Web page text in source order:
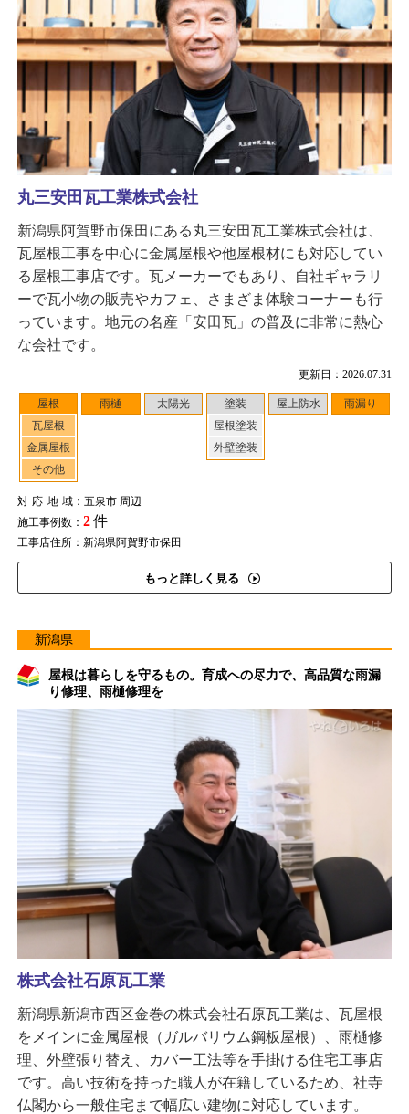
更新日：2026.07.31
屋根
瓦屋根
金属屋根
その他
雨樋 太陽光
塗装
屋根塗装
外壁塗装
屋上防水 雨漏り
対応地域：五泉市 周辺
施工事例数： 2件
工事店住所：新潟県阿賀野市保田
もっと詳しく見る
丸三安田瓦工業株式会社
新潟県阿賀野市保田にある丸三安田瓦工業株式会社は、
瓦屋根工事を中心に金属屋根や他屋根材にも対応してい
る屋根工事店です。瓦メーカーでもあり、自社ギャラリ
ーで瓦小物の販売やカフェ、さまざま体験コーナーも行
っています。地元の名産「安田瓦」の普及に非常に熱心
な会社です。
新潟県
屋根は暮らしを守るもの。育成への尽力で、高品質な雨漏
り修理、雨樋修理を
株式会社石原瓦工業
新潟県新潟市西区金巻の株式会社石原瓦工業は、瓦屋根
をメインに金属屋根（ガルバリウム鋼板屋根）、雨樋修
理、外壁張り替え、カバー工法等を手掛ける住宅工事店
です。高い技術を持った職人が在籍しているため、社寺
仏閣から一般住宅まで幅広い建物に対応しています。